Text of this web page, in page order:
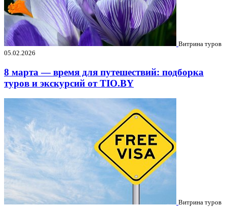
Витрина туров
05.02.2026
8 марта — время для путешествий: подборка
туров и экскурсий от TIO.BY
Витрина туров